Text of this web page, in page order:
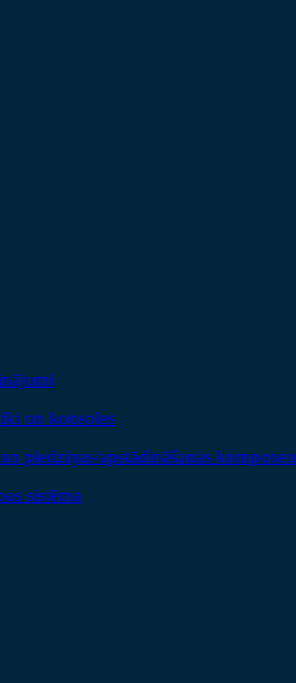
un konsoles
piedziņas/apstādināšanas
sistēma